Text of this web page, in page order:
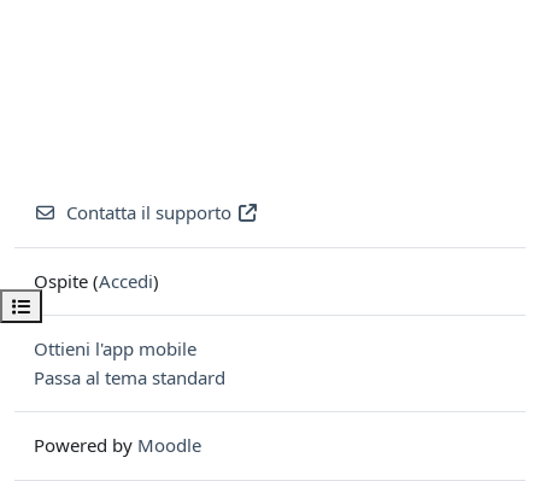
Apri indice del corso
Contatta il supporto
Ospite (Accedi)
Ottieni l'app mobile
Passa al tema standard
Powered by Moodle